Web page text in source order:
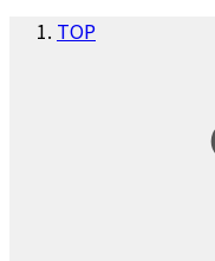
TOP